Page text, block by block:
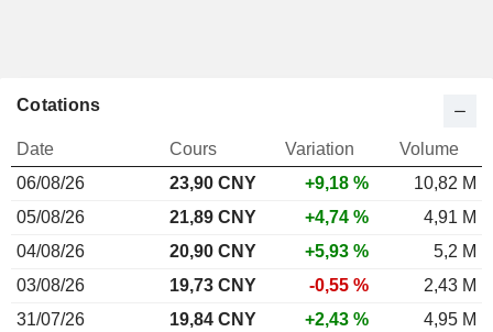
Cotations
Date Cours Variation
Volume
06/08/26
23,90 CNY +9,18 %
10,82 M
05/08/26
21,89 CNY +4,74 %
4,91 M
04/08/26
20,90 CNY +5,93 %
5,2 M
03/08/26
19,73 CNY -0,55 %
2,43 M
31/07/26
19,84 CNY +2,43 % 4,95 M